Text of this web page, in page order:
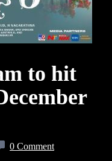
to hit
0 Comment